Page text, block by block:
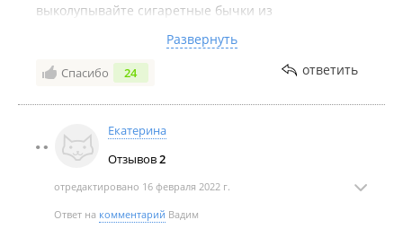
выколупывайте сигаретные бычки из
компании. Поступают так же как и 80 %
"производителей" лепят свою этикетку на чужую
Медведь любимый и Золотая долина, все берут из
одной и той же помойной бочки! Так что не нужно
унылых жалоб и Приятного Вам Аппетита. Ведь ТМ
КАРНАВАЛ это ПРАЗДНИК ВКУСА НА ВАШЕМ
СТОЛЕ!!!
Развернуть
Спасибо 24 ответить
Екатерина
Отзывов2
отредактировано 16 февраля 2022 г.
Ответ на комментарий Вадим